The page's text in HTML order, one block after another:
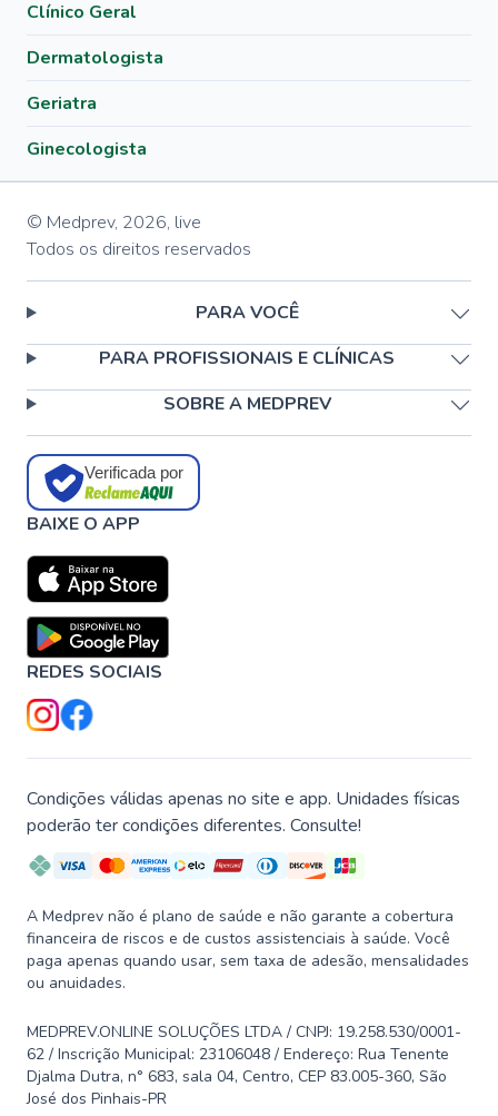
Clínico Geral
Dermatologista
Geriatra
Ginecologista
© Medprev, 2026, live
Todos os direitos reservados
PARA VOCÊ
PARA PROFISSIONAIS E CLÍNICAS
SOBRE A MEDPREV
Verificada por
BAIXE O APP
REDES SOCIAIS
Condições válidas apenas no site e app. Unidades físicas
poderão ter condições diferentes. Consulte!
A Medprev não é plano de saúde e não garante a cobertura
financeira de riscos e de custos assistenciais à saúde. Você
paga apenas quando usar, sem taxa de adesão, mensalidades
ou anuidades.
MEDPREV.ONLINE SOLUÇÕES LTDA / CNPJ: 19.258.530/0001-
62 / Inscrição Municipal: 23106048 / Endereço: Rua Tenente
Djalma Dutra, n° 683, sala 04, Centro, CEP 83.005-360, São
José dos Pinhais-PR